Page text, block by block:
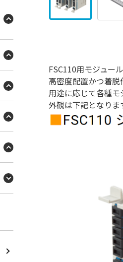
FSC110用モジュー
高密度配置かつ着脱
用途に応じて各種モ
外観は下記となりま